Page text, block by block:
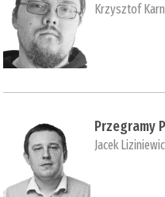
Krzysztof
Przegramy
Jacek